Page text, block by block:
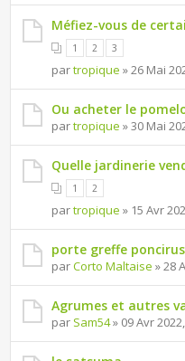
Méfiez-vous de
1 2 3
partropique » 26 Mai
Ou acheter le
partropique » 30 Mai
Quelle jardinerie
1 2
partropique » 15 Avr
porte greffe
parCorto Maltaise » 28
Agrumes et autres
par Sam54» 09 Avr